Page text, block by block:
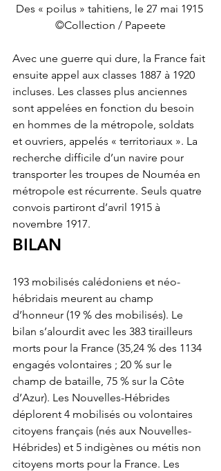
Des « poilus » tahitiens, le 27 mai 1915
©Collection / Papeete
Avec une guerre qui dure, la France fait
ensuite appel aux classes 1887 à 1920
incluses. Les classes plus anciennes
sont appelées en fonction du besoin
en hommes de la métropole, soldats
et ouvriers, appelés « territoriaux ». La
recherche difficile d’un navire pour
transporter les troupes de Nouméa en
métropole est récurrente. Seuls quatre
convois partiront d’avril 1915 à
novembre 1917.
BILAN
193 mobilisés calédoniens et néo-
hébridais meurent au champ
d’honneur (19 % des mobilisés). Le
bilan s’alourdit avec les 383 tirailleurs
morts pour la France (35,24 % des 1134
engagés volontaires ; 20 % sur le
champ de bataille, 75 % sur la Côte
d’Azur). Les Nouvelles-Hébrides
déplorent 4 mobilisés ou volontaires
citoyens français (nés aux Nouvelles-
Hébrides) et 5 indigènes ou métis non
citoyens morts pour la France. Les